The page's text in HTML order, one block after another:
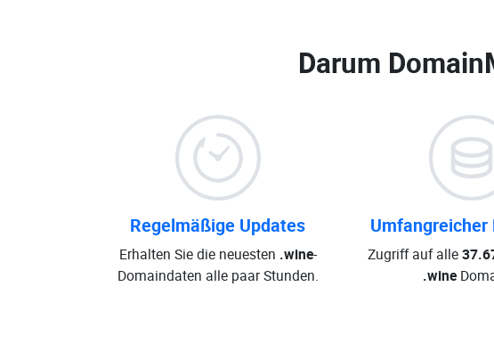
Darum
Regelmäßige Updates
Erhalten Sie die neuesten .wine-
Domaindaten alle paar Stunden.
Umfangreicher
Zugriff auf alle
.wine